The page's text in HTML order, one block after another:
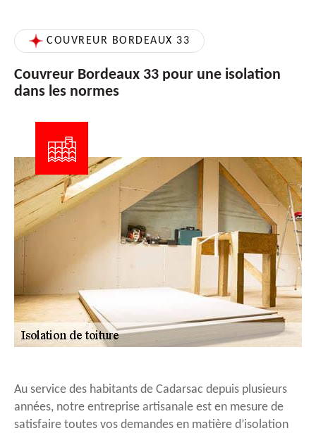
COUVREUR BORDEAUX 33
Couvreur Bordeaux 33 pour une isolation
dans les normes
Au service des habitants de Cadarsac depuis plusieurs
années, notre entreprise artisanale est en mesure de
satisfaire toutes vos demandes en matière d’isolation